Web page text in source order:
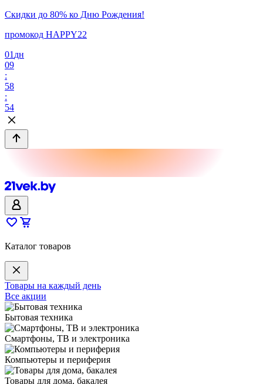
Скидки до 80% ко Дню Рождения!
промокод HAPPY22
01 дн
09
:
58
:
54
Каталог товаров
Товары на каждый день
Все акции
Бытовая техника
Смартфоны, ТВ и электроника
Компьютеры и периферия
Товары для дома, бакалея